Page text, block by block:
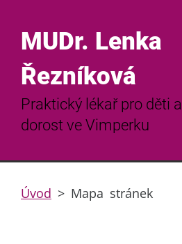
MUDr. Lenka
Řezníková
Praktický lékař pro děti a
dorost ve Vimperku
Úvod > Mapa stránek